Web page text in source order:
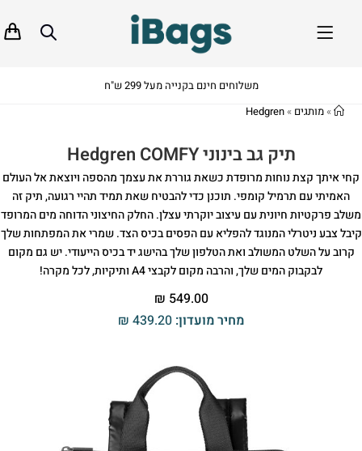
משלוחים חינם בקנייה מעל 299 ש"ח
»מותגים »
Hedgren
תיק גב בינוני Hedgren COMFY
קחי איתך קצת נוחות מרופדת כשאת גוררת את עצמך מהספה ויוצאת אל העולם
האמיתי עם תרמיל קומפי. תוכנן כדי להבטיח שאת תמיד תהיי רגועה, תיק זה
משלב פרקטיות חיונית עם עיצוב יוקרתי עצלן. החלק החיצוני הדוחה מים המרופד
קיבל צבע ניטרלי המנוגד להפליא עם הפסים בכיס הצד. שמרי את המפתחות שלך
קרוב על השלט המשולב ואת הטלפון שלך בהישג יד בכיס הייעודי. יש גם מקום
לבקבוק המים שלך, והרבה מקום לקבצי A4 ותיקיות, לכל מקרה!
מחיר מועדון: ₪ 439.20
₪ 549.00